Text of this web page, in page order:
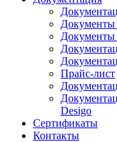
Документы
Документы
Прайс-лист
Desigo
Сертификаты
Контакты